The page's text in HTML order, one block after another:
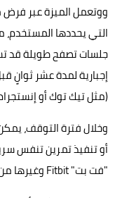
التي يحددها
جلسات تصفح طويلة قد
إجبارية لمدة عشر ثوانٍ
(مثل تيك توك أو
وخلال فترة التوقف،
أو تنفيذ تمرين تنفس
"فت بت" Fitbit وغيرها من تطبيقات اللياقة والصحة البدنية.